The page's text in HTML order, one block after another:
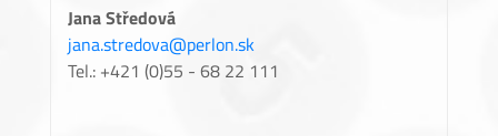
Jana Středová
jana.stredova@perlon.sk
Tel.: +421 (0)55 - 68 22 111